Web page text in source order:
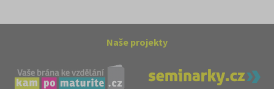
Naše projekty